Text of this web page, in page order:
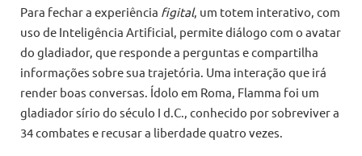
Para fechar a experiência figital, um totem interativo, com
uso de Inteligência Artificial, permite diálogo com o avatar
do gladiador, que responde a perguntas e compartilha
informações sobre sua trajetória. Uma interação que irá
render boas conversas. Ídolo em Roma, Flamma foi um
gladiador sírio do século I d.C., conhecido por sobreviver a
34 combates e recusar a liberdade quatro vezes.